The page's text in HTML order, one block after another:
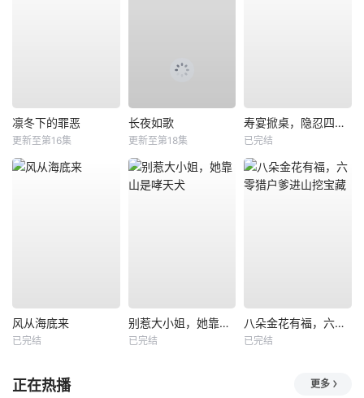
凛冬下的罪恶
更新至第16集
长夜如歌
更新至第18集
寿宴掀桌，隐忍四年我封神
已完结
风从海底来
已完结
别惹大小姐，她靠山是哮天犬
已完结
八朵金花有福，六零猎户爹进山挖宝藏
已完结
正在热播 更多